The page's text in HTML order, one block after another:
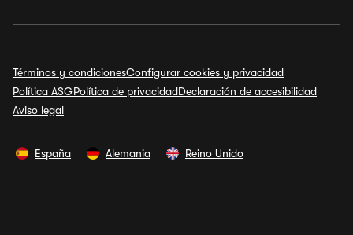
Términos y condicionesConfigurar cookies y privacidad
Política ASGPolítica de privacidadDeclaración de accesibilidad
Aviso legal
España Alemania Reino Unido